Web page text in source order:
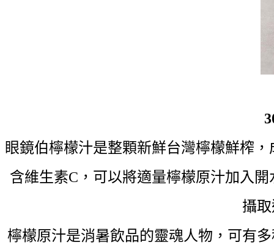
眼鏡伯檸檬汁是整顆新鮮台灣檸檬鮮榨，
含維生素C，可以將適量檸檬原汁加入
攝
檸檬原汁是消暑飲品的靈魂人物，可有